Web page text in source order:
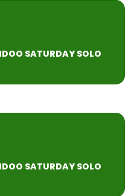
SATURDAY SOLO
SATURDAY SOLO